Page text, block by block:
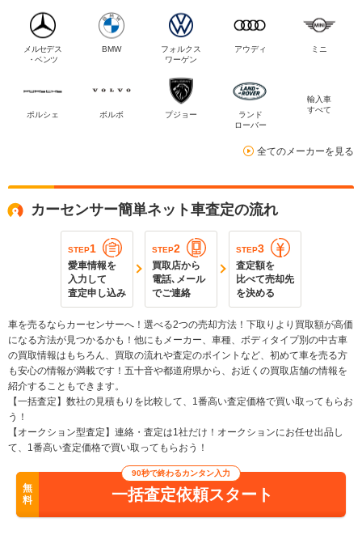
メルセデス
・ベンツ
BMW
フォルクス
ワーゲン
アウディ ミニ
ポルシェ ボルボ プジョー
ランド
ローバー
輸入車
すべて
全てのメーカーを見る
カーセンサー簡単ネット車査定の流れ
STEP1
愛車情報を
入力して
査定申し込み
STEP2
買取店から
電話､メール
でご連絡
STEP3
査定額を
比べて売却先
を決める
車を売るならカーセンサーへ！選べる2つの売却方法！下取りより買取額が高価
になる方法が見つかるかも！他にもメーカー、車種、ボディタイプ別の中古車
の買取情報はもちろん、買取の流れや査定のポイントなど、初めて車を売る方
も安心の情報が満載です！五十音や都道府県から、お近くの買取店舗の情報を
紹介することもできます。
【一括査定】数社の見積もりを比較して、1番高い査定価格で買い取ってもらお
う！
【オークション型査定】連絡・査定は1社だけ！オークションにお任せ出品し
て、1番高い査定価格で買い取ってもらおう！
無
料
90秒で終わるカンタン入力
一括査定依頼スタート